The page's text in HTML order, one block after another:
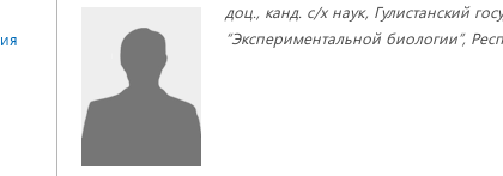
доц., канд. с/х наук, Гулистанский
“Экспериментальной биологии”,